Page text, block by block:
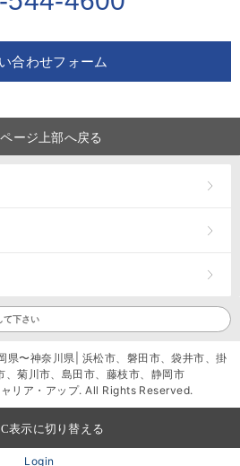
合わせフォーム
ページ上部へ戻る
県〜神奈川県| 浜松市、磐田市、袋井市、掛
、菊川市、島田市、藤枝市、静岡市
リア・アップ. All Rights Reserved.
表示に切り替える
Login